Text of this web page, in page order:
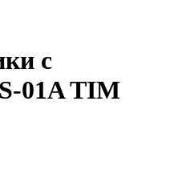
c
01A TIM